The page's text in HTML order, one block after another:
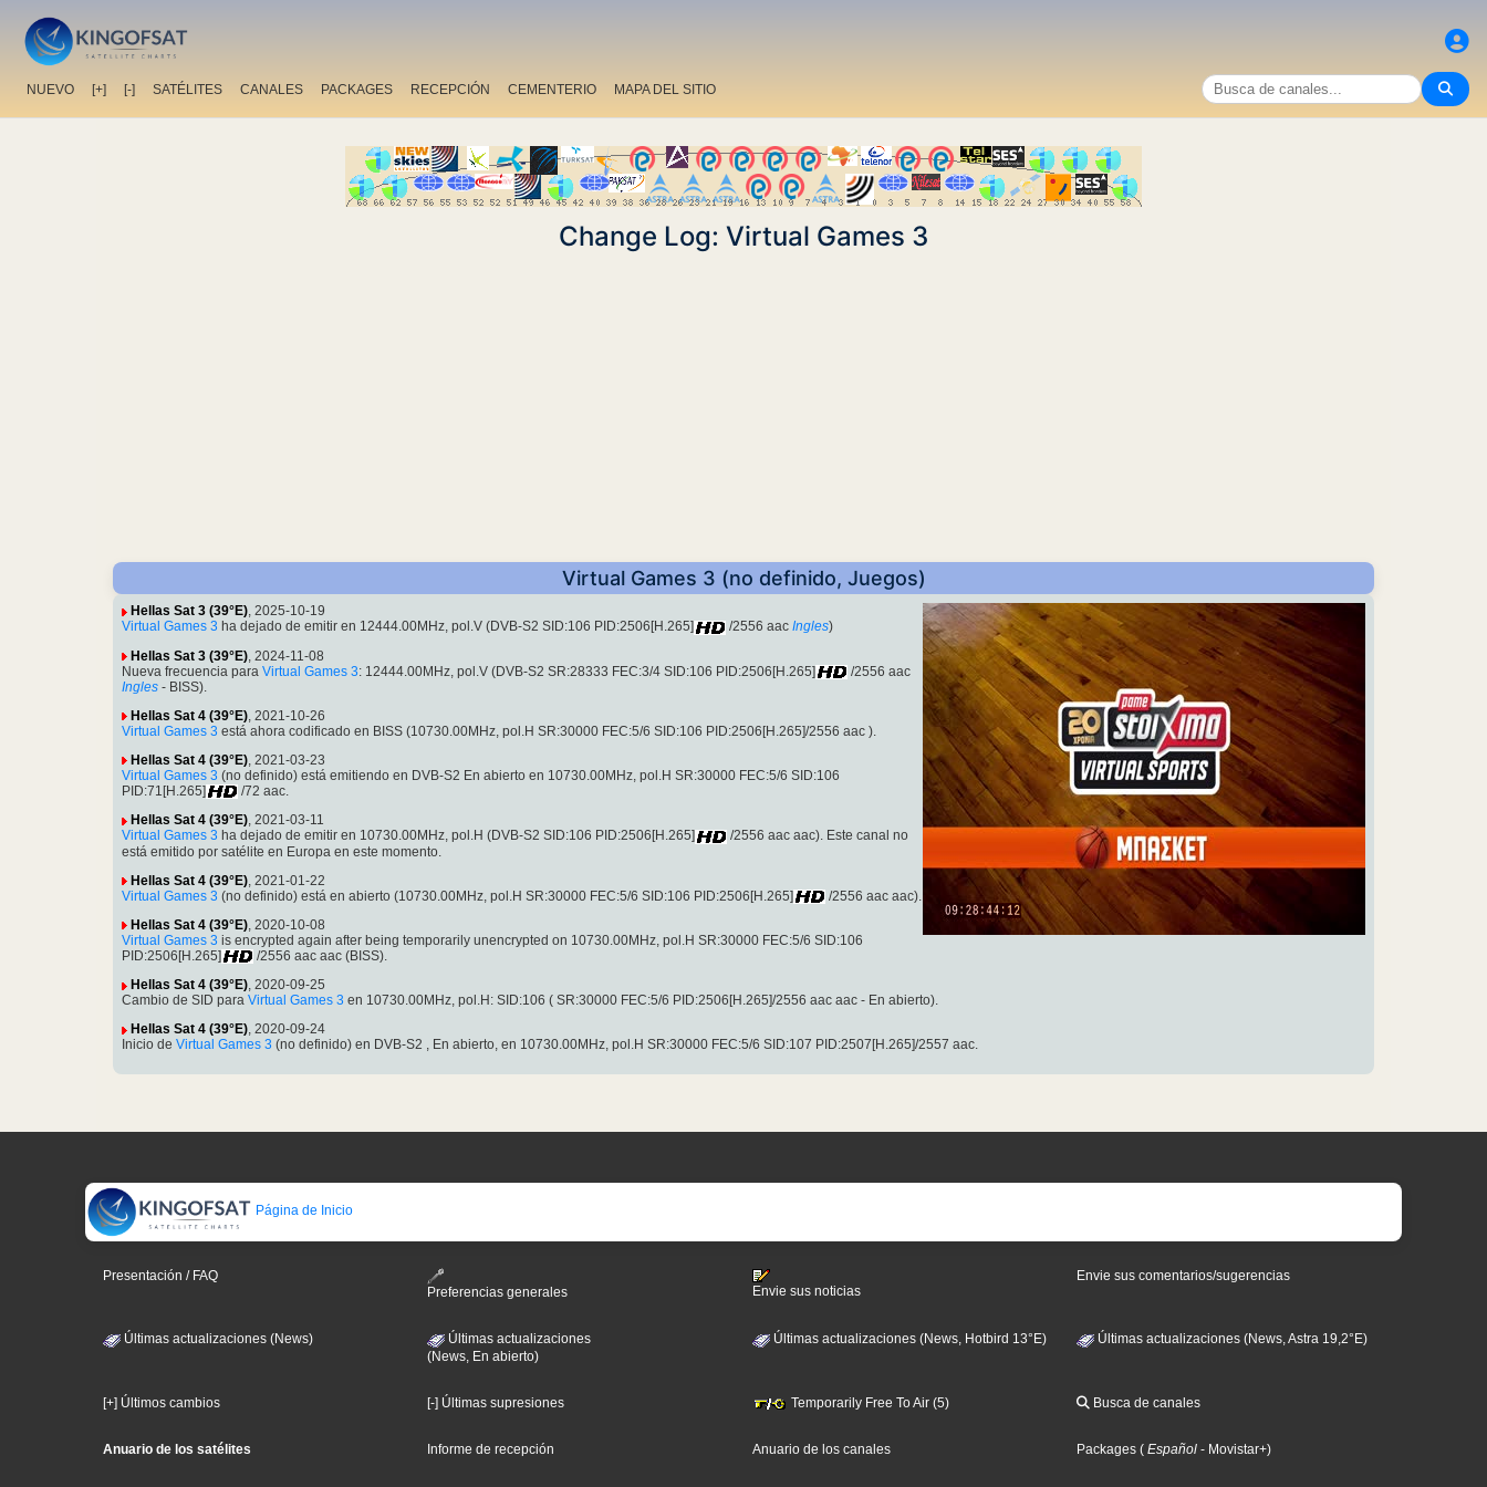
NUEVO [+] [-] SATÉLITES CANALES PACKAGES RECEPCIÓN CEMENTERIO MAPA DEL SITIO
Change Log: Virtual Games 3
Virtual Games 3 (no definido, Juegos)
Hellas Sat 3 (39°E), 2025-10-19
Virtual Games 3 ha dejado de emitir en 12444.00MHz, pol.V (DVB-S2 SID:106 PID:2506[H.265] /2556 aac Ingles)
Hellas Sat 3 (39°E) , 2024-11-08
Nueva frecuencia para Virtual Games 3: 12444.00MHz, pol.V (DVB-S2 SR:28333 FEC:3/4 SID:106 PID:2506[H.265]
/2556 aac
Ingles - BISS).
Hellas Sat 4 (39°E), 2021-10-26
Virtual Games 3 está ahora codificado en BISS (10730.00MHz, pol.H SR:30000 FEC:5/6 SID:106 PID:2506[H.265]/2556 aac ).
Hellas Sat 4 (39°E), 2021-03-23
Virtual Games 3 (no definido) está emitiendo en DVB-S2 En abierto en 10730.00MHz, pol.H SR:30000 FEC:5/6 SID:106
PID:71[H.265]
/72 aac.
Hellas Sat 4 (39°E), 2021-03-11
Virtual Games 3 ha dejado de emitir en 10730.00MHz, pol.H (DVB-S2 SID:106 PID:2506[H.265]
/2556 aac aac). Este canal no
está emitido por satélite en Europa en este momento.
Hellas Sat 4 (39°E) , 2021-01-22
Virtual Games 3 (no definido) está en abierto (10730.00MHz, pol.H SR:30000 FEC:5/6 SID:106 PID:2506[H.265]
/2556 aac aac).
Hellas Sat 4 (39°E), 2020-10-08
Virtual Games 3 is encrypted again after being temporarily unencrypted on 10730.00MHz, pol.H SR:30000 FEC:5/6 SID:106
PID:2506[H.265]
/2556 aac aac (BISS).
Hellas Sat 4 (39°E), 2020-09-25
Cambio de SID para Virtual Games 3 en 10730.00MHz, pol.H: SID:106 ( SR:30000 FEC:5/6 PID:2506[H.265]/2556 aac aac - En abierto).
Hellas Sat 4 (39°E), 2020-09-24
Inicio de Virtual Games 3 (no definido) en DVB-S2 , En abierto, en 10730.00MHz, pol.H SR:30000 FEC:5/6 SID:107 PID:2507[H.265]/2557 aac.
Página de Inicio
Presentación / FAQ
Preferencias generales
Envie sus noticias
Envie sus comentarios/sugerencias
Últimas actualizaciones (News)
Últimas actualizaciones
(News, En abierto)
Últimas actualizaciones (News, Hotbird 13°E) Últimas actualizaciones (News, Astra 19,2°E)
[+] Últimos cambios [-] Últimas supresiones Temporarily Free To Air (5) Busca de canales
Anuario de los satélites Informe de recepción Anuario de los canales Packages ( Español - Movistar+)